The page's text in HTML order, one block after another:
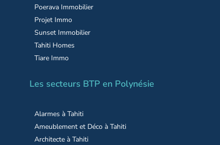
Poerava Immobilier
Projet Immo
Sunset Immobilier
Tahiti Homes
Tiare Immo
Les secteurs BTP en Polynésie
Alarmes à Tahiti
Ameublement et Déco à Tahiti
Architecte à Tahiti